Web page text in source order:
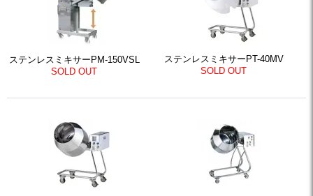
ステンレスミキサーPM-150VSL
SOLD OUT
ステンレスミキサーPT-40MV
SOLD OUT